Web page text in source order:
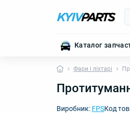
Каталог
Фари і ліхтарі
Виробник: FPSКод